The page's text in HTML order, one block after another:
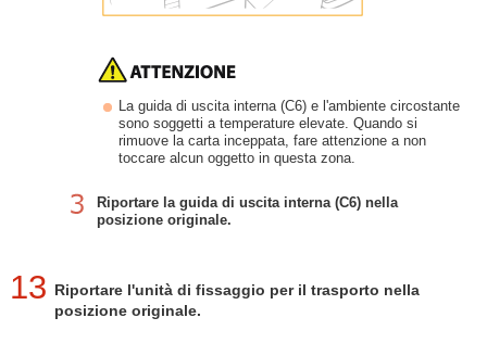
La guida di uscita interna (C6) e l'ambiente circostante
sono soggetti a temperature elevate. Quando si
rimuove la carta inceppata, fare attenzione a non
toccare alcun oggetto in questa zona.
Riportare la guida di uscita interna (C6) nella
posizione originale.
13 Riportare l'unità di fissaggio per il trasporto nella
posizione originale.